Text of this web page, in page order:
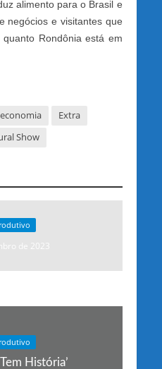
alimento para o Brasil e
negócios e visitantes que
Rondônia está em
economia
Extra
Show
de 2023
História’